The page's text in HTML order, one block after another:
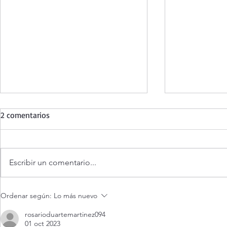
¡Éstas 3 cosas aumentarán tu
2 comentarios
Escribir un comentario...
Ordenar según: Lo más nuevo
rosarioduartemartinez094
01 oct 2023